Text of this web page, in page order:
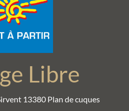
Libre
13380 Plan de cuques